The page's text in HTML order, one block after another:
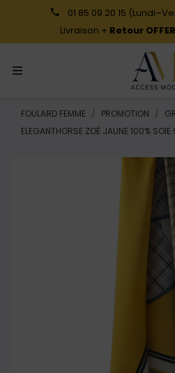
01 85 09 20 15
Livraison + Retour
FOULARD FEMME PROMOTION
ELEGANTHORSE ZOÉ JAUNE 100%